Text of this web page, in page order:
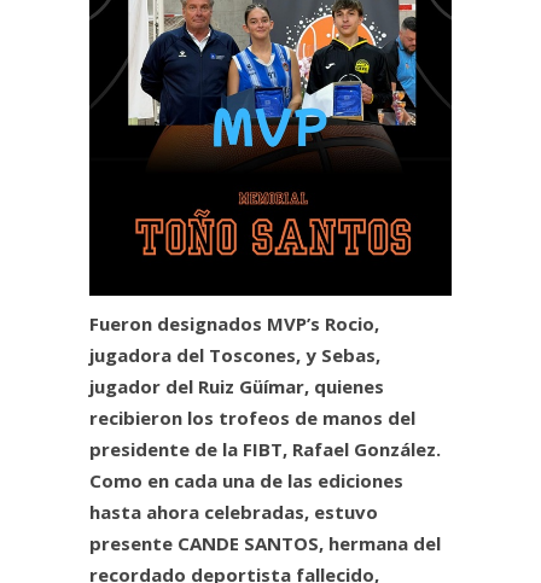
Fueron designados MVP’s Rocio,
jugadora del Toscones, y Sebas,
jugador del Ruiz Güímar, quienes
recibieron los trofeos de manos del
presidente de la FIBT, Rafael González.
Como en cada una de las ediciones
hasta ahora celebradas, estuvo
presente CANDE SANTOS, hermana del
recordado deportista fallecido,